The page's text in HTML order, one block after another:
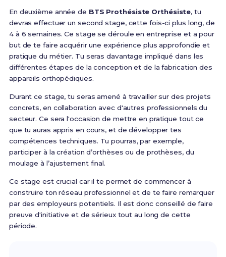
En deuxième année de BTS Prothésiste Orthésiste, tu
devras effectuer un second stage, cette fois-ci plus long, de
4 à 6 semaines. Ce stage se déroule en entreprise et a pour
but de te faire acquérir une expérience plus approfondie et
pratique du métier. Tu seras davantage impliqué dans les
différentes étapes de la conception et de la fabrication des
appareils orthopédiques.
Durant ce stage, tu seras amené à travailler sur des projets
concrets, en collaboration avec d'autres professionnels du
secteur. Ce sera l'occasion de mettre en pratique tout ce
que tu auras appris en cours, et de développer tes
compétences techniques. Tu pourras, par exemple,
participer à la création d’orthèses ou de prothèses, du
moulage à l’ajustement final.
Ce stage est crucial car il te permet de commencer à
construire ton réseau professionnel et de te faire remarquer
par des employeurs potentiels. Il est donc conseillé de faire
preuve d'initiative et de sérieux tout au long de cette
période.